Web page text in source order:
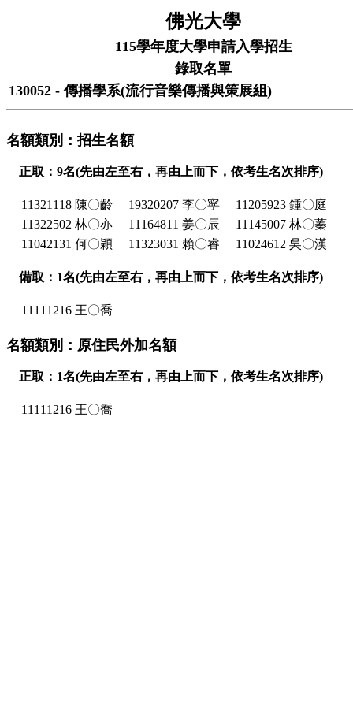
佛光大學
115學年度大學申請入學招生
錄取名單
130052 - 傳播學系(流行音樂傳播與策展組)
名額類別：招生名額
正取：9名(先由左至右，再由上而下，依考生名次排序)
11321118 陳〇齡 19320207 李〇寧
11205923 鍾〇庭
11322502 林〇亦
11164811 姜〇辰
11145007 林〇蓁
11042131 何〇穎
11323031 賴〇睿 11024612 吳〇漢
備取：1名(先由左至右，再由上而下，依考生名次排序)
11111216 王〇喬
名額類別：原住民外加名額
正取：1名(先由左至右，再由上而下，依考生名次排序)
11111216 王〇喬